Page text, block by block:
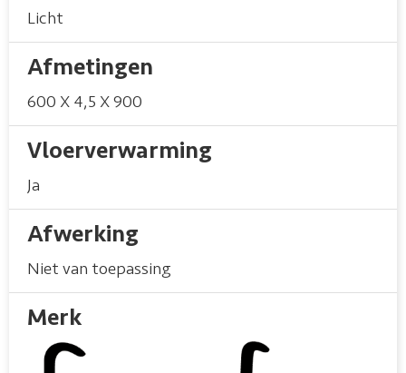
Licht
Afmetingen
600 X 4,5 X 900
Vloerverwarming
Ja
Afwerking
Niet van toepassing
Merk